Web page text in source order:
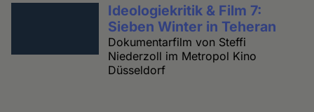
Ideologiekritik & Film 7:
Sieben Winter in Teheran
Dokumentarfilm von Steffi
Niederzoll im Metropol Kino
Düsseldorf